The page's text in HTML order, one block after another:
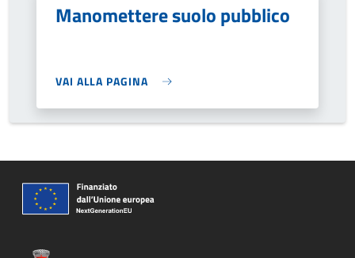
Manomettere suolo pubblico
VAI ALLA PAGINA